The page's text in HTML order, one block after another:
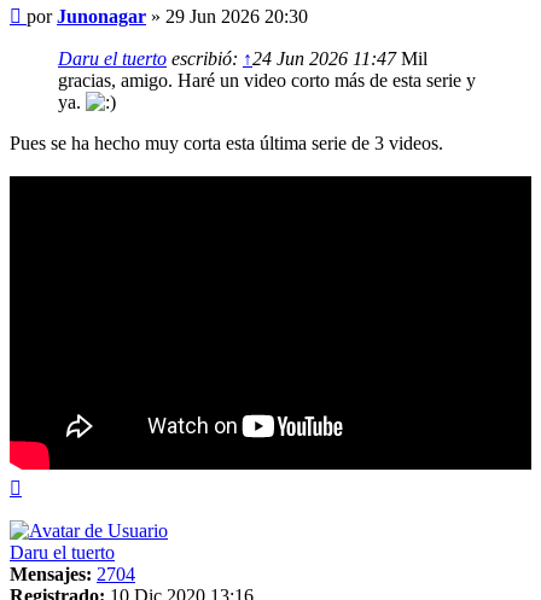
Mensaje
porJunonagar » 29 Jun 2026 20:30
Daru el tuerto escribió: ↑24 Jun 2026 11:47Mil
gracias, amigo. Haré un video corto más de esta serie y
ya.
Pues se ha hecho muy corta esta última serie de 3 videos.
Daru el tuerto
Mensajes: 2704